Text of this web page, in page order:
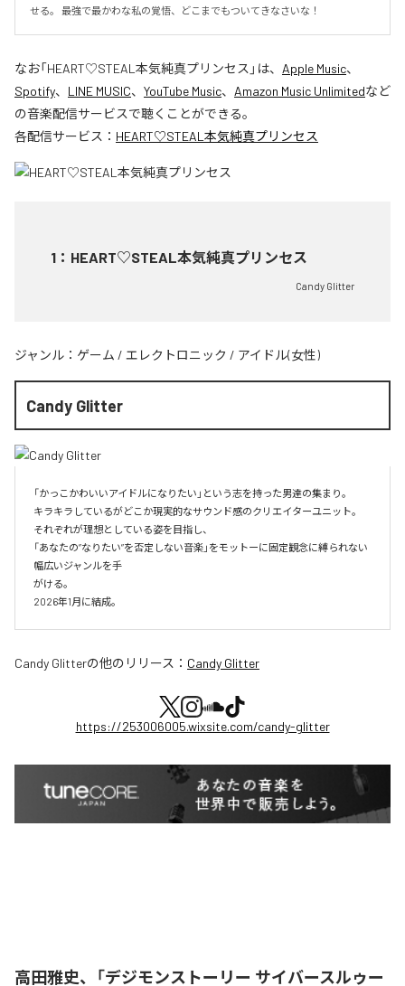
せる。 最強で最かわな私の覚悟、どこまでもついてきなさいな！
なお「HEART♡STEAL本気純真プリンセス 」は、 Apple Music、
Spotify、 LINE MUSIC、 YouTube Music、 Amazon Music Unlimitedなど
の音楽配信サービスで聴くことができる。
各配信サービス： HEART♡STEAL本気純真プリンセス
1 ： HEART♡STEAL本気純真プリンセス
Candy Glitter
ジャンル： ゲーム / エレクトロニック / アイドル(女性)
Candy Glitter
「かっこかわいいアイドルになりたい」という志を持った男達の集まり。
キラキラしているがどこか現実的なサウンド感のクリエイターユニット。
それぞれが理想としている姿を目指し、
「あなたの”なりたい”を否定しない音楽」をモットーに固定観念に縛られない
幅広いジャンルを手
がける。
2026年1月に結成。
Candy Glitterの他のリリース： Candy Glitter
https://253006005.wixsite.com/candy-glitter
高田雅史、「デジモンストーリー サイバースルゥー